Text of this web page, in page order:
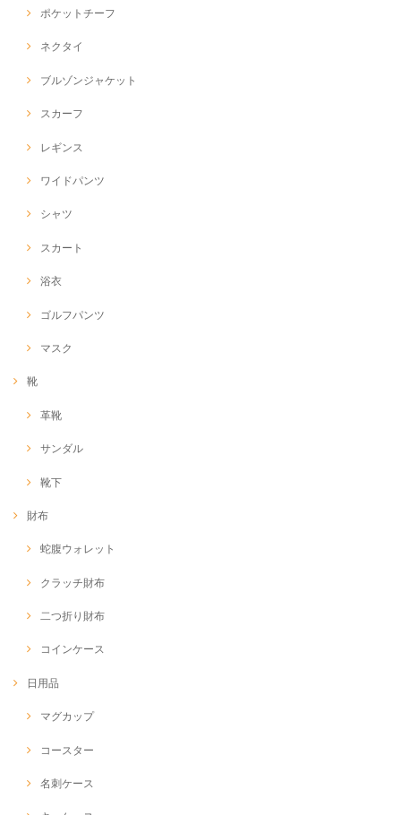
ポケットチーフ
ネクタイ
ブルゾンジャケット
スカーフ
レギンス
ワイドパンツ
シャツ
スカート
浴衣
ゴルフパンツ
マスク
靴
革靴
サンダル
靴下
財布
蛇腹ウォレット
クラッチ財布
二つ折り財布
コインケース
日用品
マグカップ
コースター
名刺ケース